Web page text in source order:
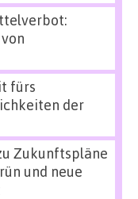
fürs
der
Zukunftspläne
und neue